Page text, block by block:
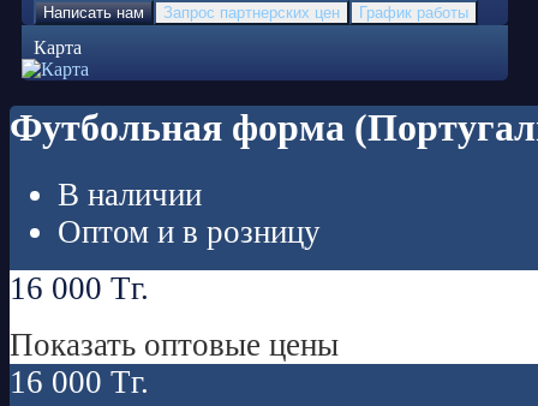
Написать нам Запрос партнерских цен График работы
Карта
Футбольная форма
В наличии
Оптом и в розницу
16 000 Тг.
Показать оптовые цены
16 000 Тг.